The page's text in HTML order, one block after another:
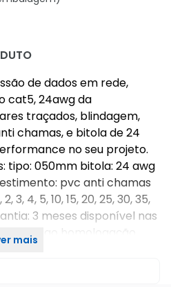
de dados em rede,
cat5, 24awg da
traçados, blindagem,
chamas, e bitola de 24
no seu projeto.
tipo: 050mm bitola: 24 awg
pvc anti chamas
3, 4, 5, 10, 15, 20, 25, 30, 35,
3 meses disponível nas
codigo homologação
mais